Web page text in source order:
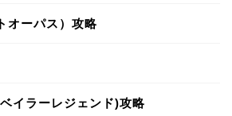
オーパス）攻略
イラーレジェンド)攻略